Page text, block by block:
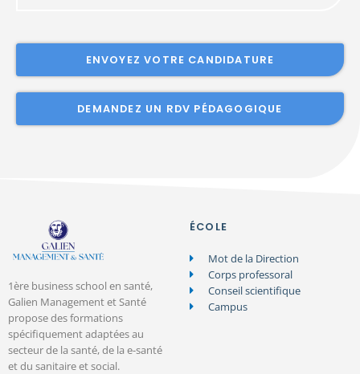
ENVOYEZ VOTRE CANDIDATURE
DEMANDEZ UN RDV PÉDAGOGIQUE
1ère business school en santé,
Galien Management et Santé
propose des formations
spécifiquement adaptées au
secteur de la santé, de la e-santé
et du sanitaire et social.
ÉCOLE
Mot de la Direction
Corps professoral
Conseil scientifique
Campus